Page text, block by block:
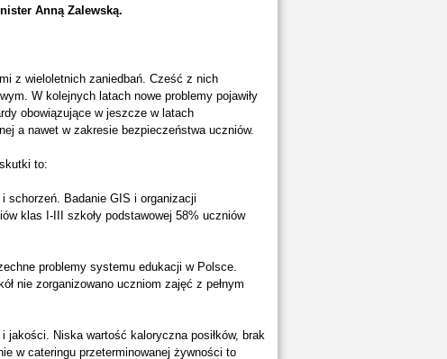
Anną Zalewską.
z wieloletnich zaniedbań. Cześć z nich
W kolejnych latach nowe problemy pojawiły
obowiązujące w jeszcze w latach
a nawet w zakresie bezpieczeństwa uczniów.
to:
schorzeń. Badanie GIS i organizacji
klas I-III szkoły podstawowej 58% uczniów
problemy systemu edukacji w Polsce.
nie zorganizowano uczniom zajęć z pełnym
jakości. Niska wartość kaloryczna posiłków, brak
w cateringu przeterminowanej żywności to